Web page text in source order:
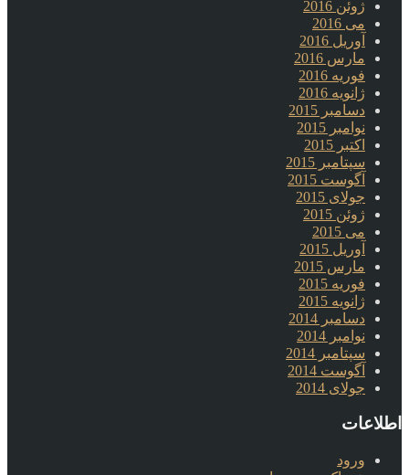
ژوئن 2016
می 2016
آوریل 2016
مارس 2016
فوریه 2016
ژانویه 2016
دسامبر 2015
نوامبر 2015
اکتبر 2015
سپتامبر 2015
آگوست 2015
جولای 2015
ژوئن 2015
می 2015
آوریل 2015
مارس 2015
فوریه 2015
ژانویه 2015
دسامبر 2014
نوامبر 2014
سپتامبر 2014
آگوست 2014
جولای 2014
اطلاعات
ورود